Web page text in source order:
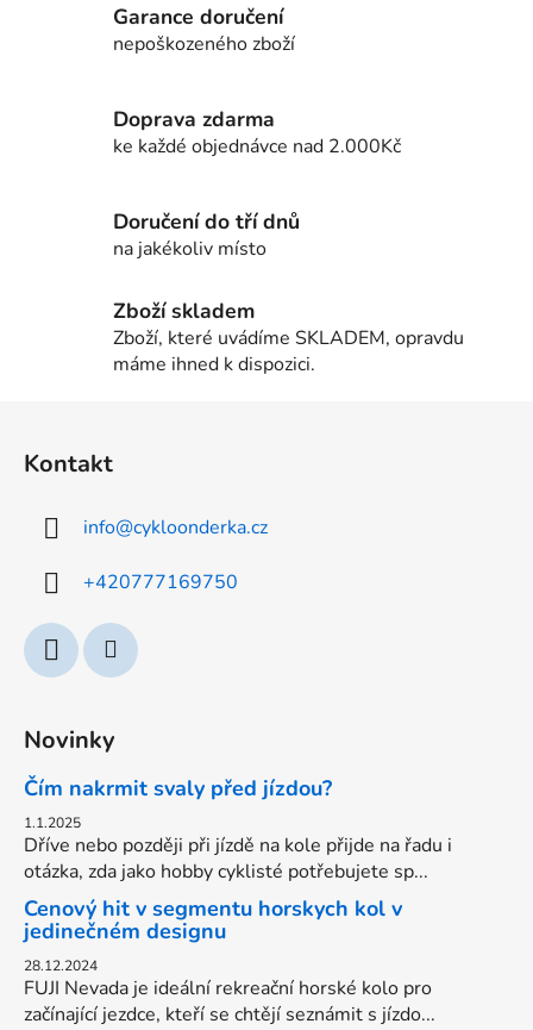
á
d
í
p
k
y
p
i
Garance doručení
nepoškozeného zboží
Doprava zdarma
ke každé objednávce nad 2.000Kč
Doručení do tří dnů
na jakékoliv místo
Zboží skladem
Zboží, které uvádíme SKLADEM, opravdu
máme ihned k dispozici.
Kontakt
info@cykloonderka.cz
+420777169750
Novinky
Čím nakrmit svaly před jízdou?
1.1.2025
Dříve nebo později při jízdě na kole přijde na řadu i
otázka, zda jako hobby cyklisté potřebujete sp...
Cenový hit v segmentu horskych kol v
jedinečném designu
28.12.2024
FUJI Nevada je ideální rekreační horské kolo pro
začínající jezdce, kteří se chtějí seznámit s jízdo...